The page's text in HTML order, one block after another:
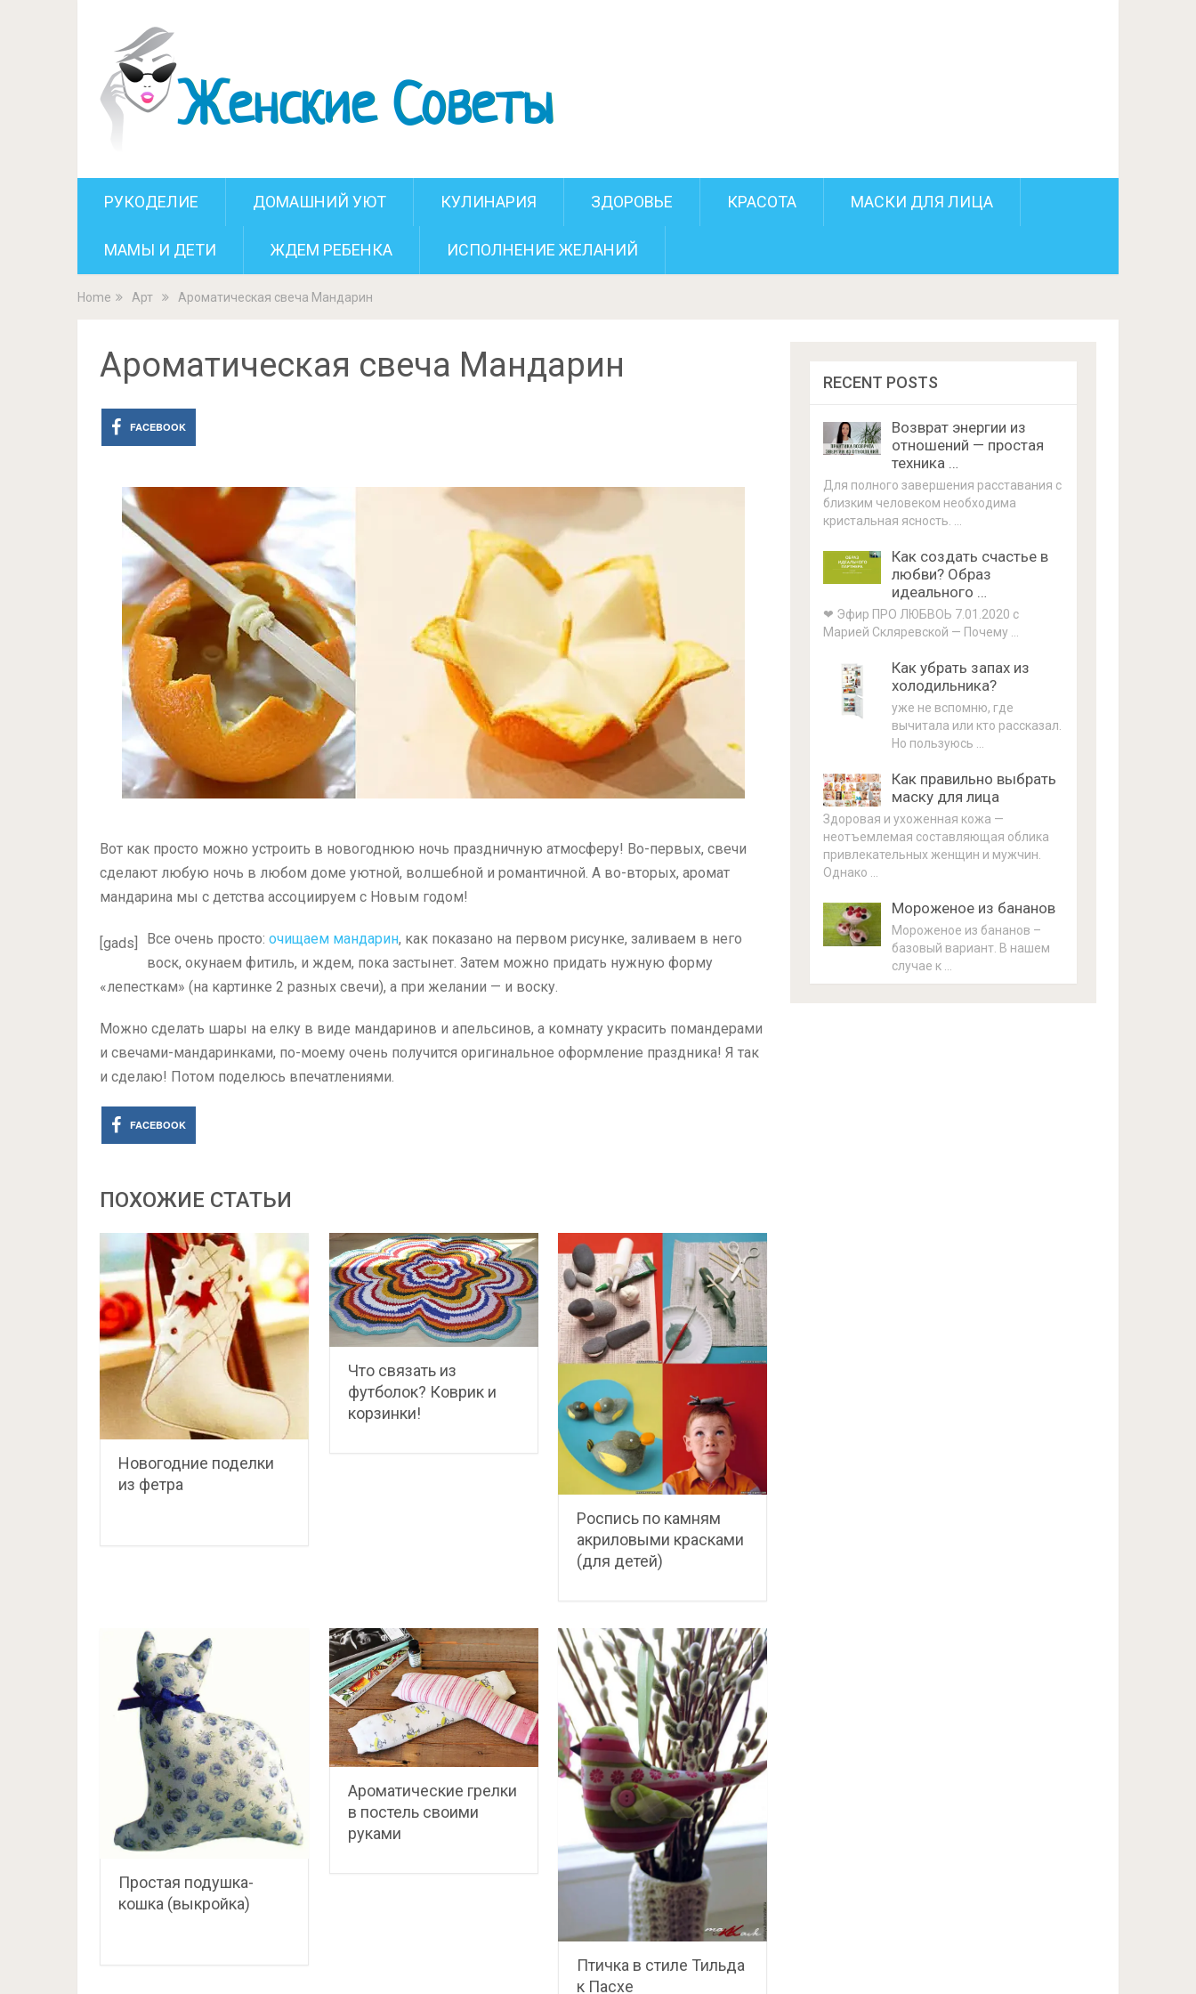
РУКОДЕЛИЕ ДОМАШНИЙ УЮТ КУЛИНАРИЯ ЗДОРОВЬЕ КРАСОТА МАСКИ ДЛЯ ЛИЦА
МАМЫ И ДЕТИ ЖДЕМ РЕБЕНКА ИСПОЛНЕНИЕ ЖЕЛАНИЙ
Home Арт Ароматическая свеча Мандарин
Ароматическая свеча Мандарин
FACEBOOK
Вот как просто можно устроить в новогоднюю ночь праздничную атмосферу! Во-первых, свечи
сделают любую ночь в любом доме уютной, волшебной и романтичной. А во-вторых, аромат
мандарина мы с детства ассоциируем с Новым годом!
[gads] Все очень просто: очищаем мандарин, как показано на первом рисунке, заливаем в него
воск, окунаем фитиль, и ждем, пока застынет. Затем можно придать нужную форму
«лепесткам» (на картинке 2 разных свечи), а при желании — и воску.
Можно сделать шары на елку в виде мандаринов и апельсинов, а комнату украсить помандерами
и свечами-мандаринками, по-моему очень получится оригинальное оформление праздника! Я так
и сделаю! Потом поделюсь впечатлениями.
FACEBOOK
ПОХОЖИЕ СТАТЬИ
Новогодние поделки
из фетра
Что связать из
футболок? Коврик и
корзинки!
Роспись по камням
акриловыми красками
(для детей)
Простая подушка-
кошка (выкройка)
Ароматические грелки
в постель своими
руками
Птичка в стиле Тильда
к Пасхе
RECENT POSTS
Возврат энергии из
отношений — простая
техника …
Для полного завершения расставания с
близким человеком необходима
кристальная ясность. …
Как создать счастье в
любви? Образ
идеального …
❤ Эфир ПРО ЛЮБВОЬ 7.01.2020 с
Марией Скляревской — Почему …
Как убрать запах из
холодильника?
уже не вспомню, где
вычитала или кто рассказал.
Но пользуюсь …
Как правильно выбрать
маску для лица
Здоровая и ухоженная кожа —
неотъемлемая составляющая облика
привлекательных женщин и мужчин.
Однако …
Мороженое из бананов
Мороженое из бананов –
базовый вариант. В нашем
случае к …